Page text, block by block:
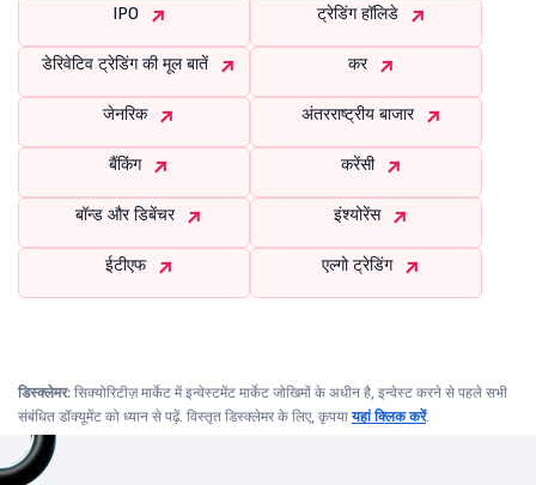
IPO ट्रेडिंग हॉलिडे
डेरिवेटिव ट्रेडिंग की मूल बातें कर
जेनरिक अंतरराष्ट्रीय बाजार
बैंकिंग करेंसी
बॉन्ड और डिबेंचर इंश्योरेंस
ईटीएफ एल्गो ट्रेडिंग
डिस्क्लेमर: सिक्योरिटीज़ मार्केट में इन्वेस्टमेंट मार्केट जोखिमों के अधीन है, इन्वेस्ट करने से पहले सभी
संबंधित डॉक्यूमेंट को ध्यान से पढ़ें. विस्तृत डिस्क्लेमर के लिए, कृपयायहां क्लिक करें.